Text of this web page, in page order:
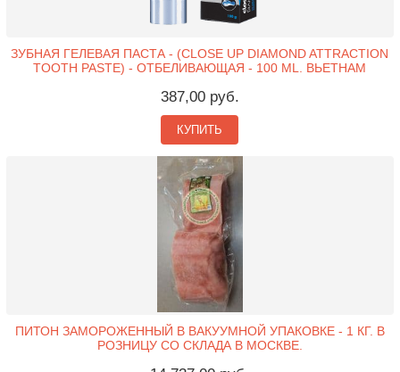
ЗУБНАЯ ГЕЛЕВАЯ ПАСТА - (CLOSE UP DIAMOND ATTRACTION
TOOTH PASTE) - ОТБЕЛИВАЮЩАЯ - 100 ML. ВЬЕТНАМ
387,00 руб.
КУПИТЬ
ПИТОН ЗАМОРОЖЕННЫЙ В ВАКУУМНОЙ УПАКОВКЕ - 1 КГ. В
РОЗНИЦУ СО СКЛАДА В МОСКВЕ.